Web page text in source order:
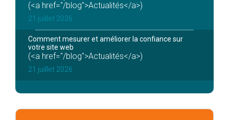
(<a href="/blog">Actualités</a>)
21 juillet 2026
Comment mesurer et améliorer la confiance sur
votre site web
(<a href="/blog">Actualités</a>)
21 juillet 2026